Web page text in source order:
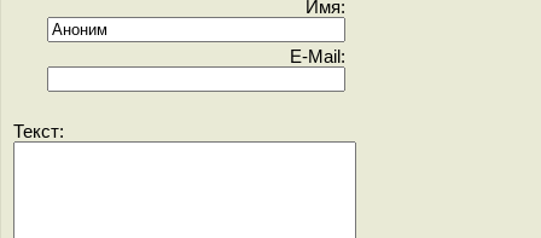
Имя:
E-Mail:
Текст: